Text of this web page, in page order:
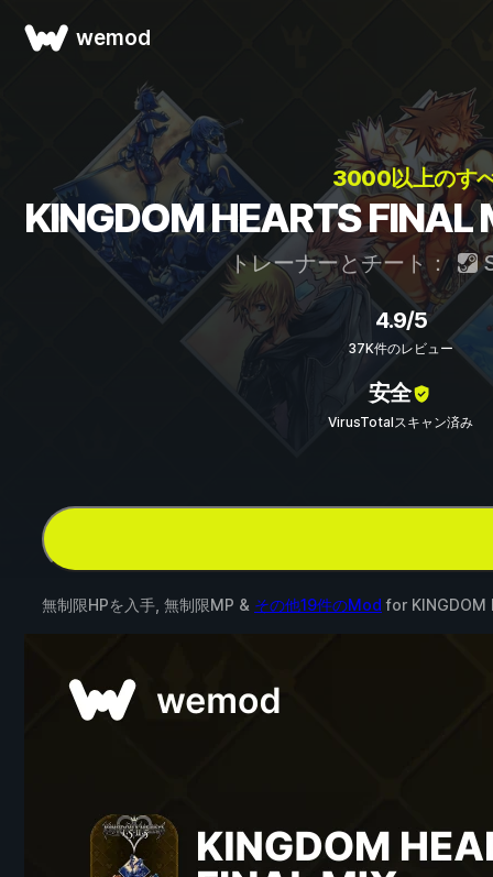
wemod
3000以上のす
KINGDOM HEARTS
トレーナーとチート：
4.9/5
37K件のレビュー
安全
VirusTotalスキャン済み
無制限HPを入手, 無制限MP & その他19件のMod for KINGDOM